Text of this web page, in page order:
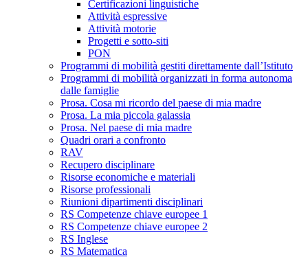
Certificazioni linguistiche
Attività espressive
Attività motorie
Progetti e sotto-siti
PON
Programmi di mobilità gestiti direttamente dall’Istituto
Programmi di mobilità organizzati in forma autonoma
dalle famiglie
Prosa. Cosa mi ricordo del paese di mia madre
Prosa. La mia piccola galassia
Prosa. Nel paese di mia madre
Quadri orari a confronto
RAV
Recupero disciplinare
Risorse economiche e materiali
Risorse professionali
Riunioni dipartimenti disciplinari
RS Competenze chiave europee 1
RS Competenze chiave europee 2
RS Inglese
RS Matematica